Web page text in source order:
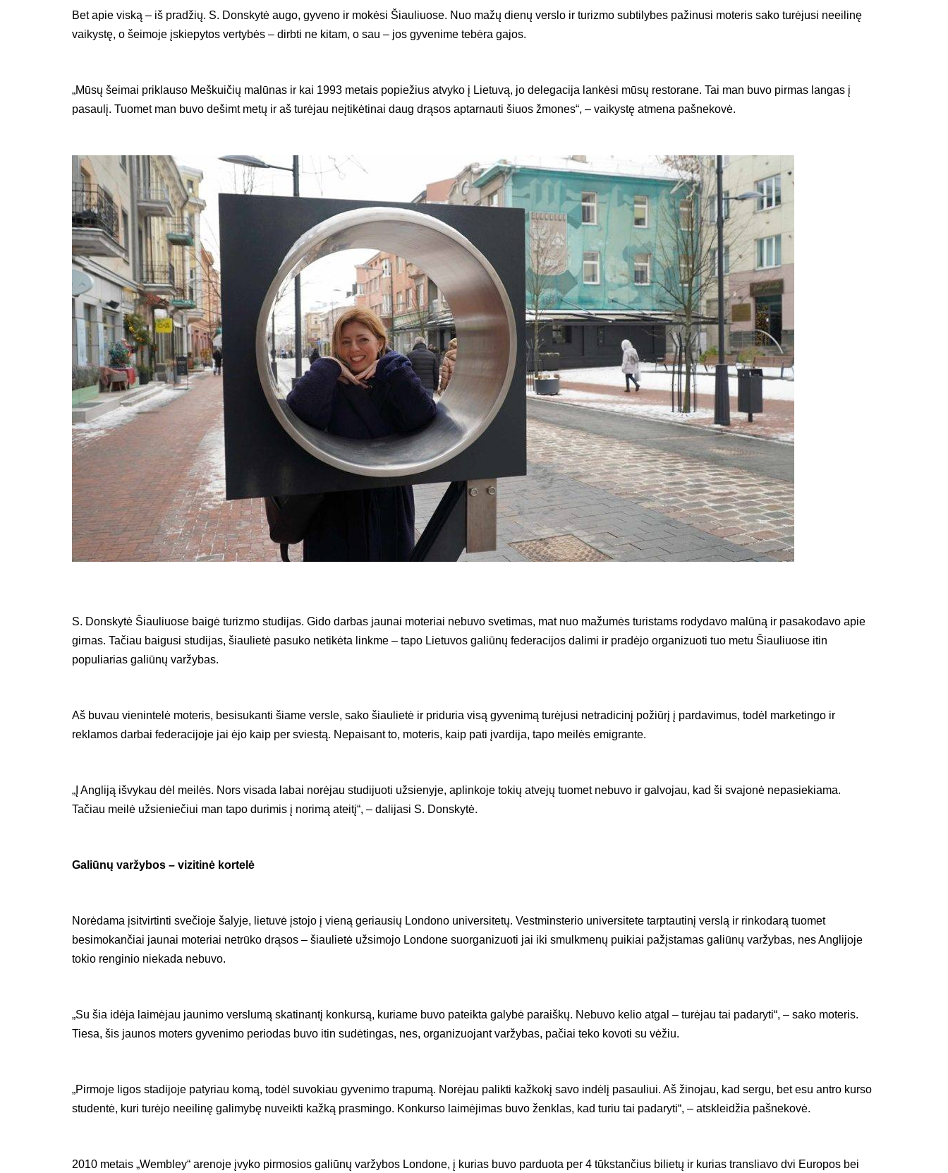
Bet apie viską – iš pradžių. S. Donskytė augo, gyveno ir mokėsi Šiauliuose. Nuo mažų dienų verslo ir turizmo subtilybes pažinusi moteris sako turėjusi neeilinę
vaikystę, o šeimoje įskiepytos vertybės – dirbti ne kitam, o sau – jos gyvenime tebėra gajos.
„Mūsų šeimai priklauso Meškuičių malūnas ir kai 1993 metais popiežius atvyko į Lietuvą, jo delegacija lankėsi mūsų restorane. Tai man buvo pirmas langas į
pasaulį. Tuomet man buvo dešimt metų ir aš turėjau neįtikėtinai daug drąsos aptarnauti šiuos žmones“, – vaikystę atmena pašnekovė.
S. Donskytė Šiauliuose baigė turizmo studijas. Gido darbas jaunai moteriai nebuvo svetimas, mat nuo mažumės turistams rodydavo malūną ir pasakodavo apie
girnas. Tačiau baigusi studijas, šiaulietė pasuko netikėta linkme – tapo Lietuvos galiūnų federacijos dalimi ir pradėjo organizuoti tuo metu Šiauliuose itin
populiarias galiūnų varžybas.
Aš buvau vienintelė moteris, besisukanti šiame versle, sako šiaulietė ir priduria visą gyvenimą turėjusi netradicinį požiūrį į pardavimus, todėl marketingo ir
reklamos darbai federacijoje jai ėjo kaip per sviestą. Nepaisant to, moteris, kaip pati įvardija, tapo meilės emigrante.
„Į Angliją išvykau dėl meilės. Nors visada labai norėjau studijuoti užsienyje, aplinkoje tokių atvejų tuomet nebuvo ir galvojau, kad ši svajonė nepasiekiama.
Tačiau meilė užsieniečiui man tapo durimis į norimą ateitį“, – dalijasi S. Donskytė.
Galiūnų varžybos – vizitinė kortelė
Norėdama įsitvirtinti svečioje šalyje, lietuvė įstojo į vieną geriausių Londono universitetų. Vestminsterio universitete tarptautinį verslą ir rinkodarą tuomet
besimokančiai jaunai moteriai netrūko drąsos – šiaulietė užsimojo Londone suorganizuoti jai iki smulkmenų puikiai pažįstamas galiūnų varžybas, nes Anglijoje
tokio renginio niekada nebuvo.
„Su šia idėja laimėjau jaunimo verslumą skatinantį konkursą, kuriame buvo pateikta galybė paraiškų. Nebuvo kelio atgal – turėjau tai padaryti“, – sako moteris.
Tiesa, šis jaunos moters gyvenimo periodas buvo itin sudėtingas, nes, organizuojant varžybas, pačiai teko kovoti su vėžiu.
„Pirmoje ligos stadijoje patyriau komą, todėl suvokiau gyvenimo trapumą. Norėjau palikti kažkokį savo indėlį pasauliui. Aš žinojau, kad sergu, bet esu antro kurso
studentė, kuri turėjo neeilinę galimybę nuveikti kažką prasmingo. Konkurso laimėjimas buvo ženklas, kad turiu tai padaryti“, – atskleidžia pašnekovė.
2010 metais „Wembley“ arenoje įvyko pirmosios galiūnų varžybos Londone, į kurias buvo parduota per 4 tūkstančius bilietų ir kurias transliavo dvi Europos bei